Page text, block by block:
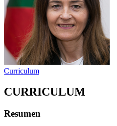
Curriculum
CURRICULUM
Resumen